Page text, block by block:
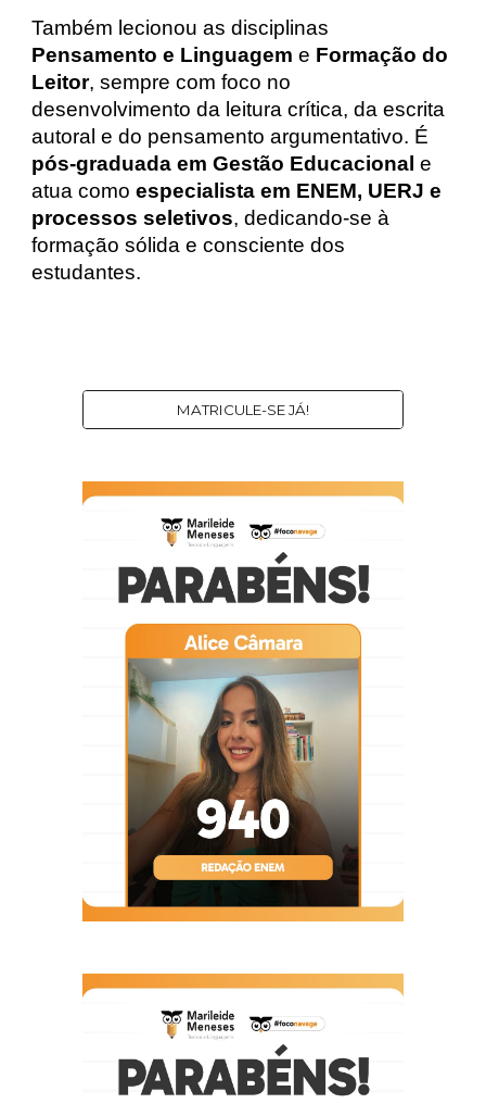
Também lecionou as disciplinas
Pensamento e Linguagem e Formação do
Leitor, sempre com foco no
desenvolvimento da leitura crítica, da escrita
autoral e do pensamento argumentativo. É
pós-graduada em Gestão Educacional e
atua comoespecialista em ENEM, UERJ e
processos seletivos, dedicando-se à
formação sólida e consciente dos
estudantes.
MATRICULE-SE JÁ!